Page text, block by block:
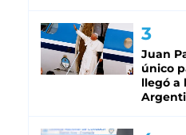
Juan
único
llegó a